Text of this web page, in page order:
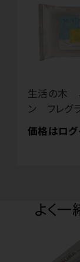
生活の木
ン フレグ
価格はロ
よく